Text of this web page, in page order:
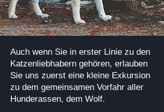
Auch wenn Sie in erster Linie zu den
Katzenliebhabern gehören, erlauben
Sie uns zuerst eine kleine Exkursion
zu dem gemeinsamen Vorfahr aller
Hunderassen, dem Wolf.